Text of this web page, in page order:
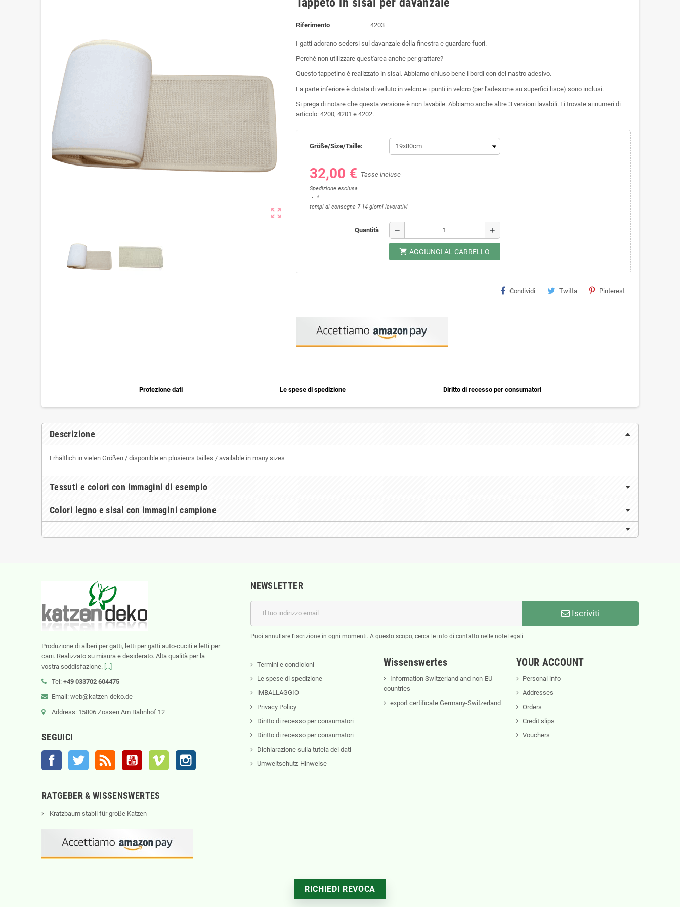
zoom_out_map
Riferimento 4203
I gatti adorano sedersi sul davanzale della finestra e guardare fuori.
Perché non utilizzare quest'area anche per grattare?
Questo tappetino è realizzato in sisal. Abbiamo chiuso bene i bordi con del nastro adesivo.
La parte inferiore è dotata di velluto in velcro e i punti in velcro (per l'adesione su superfici lisce) sono inclusi.
Si prega di notare che questa versione è non lavabile. Abbiamo anche altre 3 versioni lavabili. Li trovate ai numeri di
articolo: 4200, 4201 e 4202.
Größe/Size/Taille:
32,00 € Tasse incluse
Spedizione esclusa
*
tempi di consegna 7-14 giorni lavorativi
Quantità remove add
shopping_cart AGGIUNGI AL CARRELLO
Condividi Twitta Pinterest
Protezione dati Le spese di spedizione Diritto di recesso per consumatori
Descrizione
Erhältlich in vielen Größen / disponible en plusieurs tailles / available in many sizes
Tessuti e colori con immagini di esempio
Colori legno e sisal con immagini campione
Produzione di alberi per gatti, letti per gatti auto-cuciti e letti per
cani. Realizzato su misura e desiderato. Alta qualità per la
vostra soddisfazione. [...]
Tel: +49 033702 604475
Email: web@katzen-deko.de
Address: 15806 Zossen Am Bahnhof 12
SEGUICI
Facebook Twitter YouTube Vimeo
NEWSLETTER
Iscriviti
Puoi annullare l'iscrizione in ogni momenti. A questo scopo, cerca le info di contatto nelle note legali.
Termini e condicioni
Le spese di spedizione
iMBALLAGGIO
Privacy Policy
Diritto di recesso per consumatori
Diritto di recesso per consumatori
Dichiarazione sulla tutela dei dati
Umweltschutz-Hinweise
Wissenswertes
Information Switzerland and non-EU
countries
export certificate Germany-Switzerland
YOUR ACCOUNT
Personal info
Addresses
Orders
Credit slips
Vouchers
RATGEBER & WISSENSWERTES
Kratzbaum stabil für große Katzen
RICHIEDI REVOCA